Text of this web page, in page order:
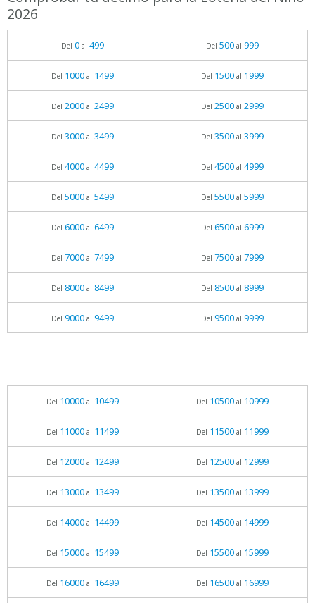
2026
Del 0al 499 Del 500al 999
Del 1000al 1499 Del 1500al 1999
Del 2000al 2499 Del 2500al 2999
Del 3000al 3499 Del 3500al 3999
Del 4000al 4499 Del 4500al 4999
Del 5000al 5499 Del 5500al 5999
Del 6000al 6499 Del 6500al 6999
Del 7000al 7499 Del 7500al 7999
Del 8000al 8499 Del 8500al 8999
Del 9000al 9499 Del 9500al 9999
Del 10000al 10499 Del 10500al 10999
Del 11000al 11499 Del 11500al 11999
Del 12000al 12499 Del 12500al 12999
Del 13000al 13499 Del 13500al 13999
Del 14000al 14499 Del 14500al 14999
Del 15000al 15499 Del 15500al 15999
Del 16000al 16499 Del 16500al 16999